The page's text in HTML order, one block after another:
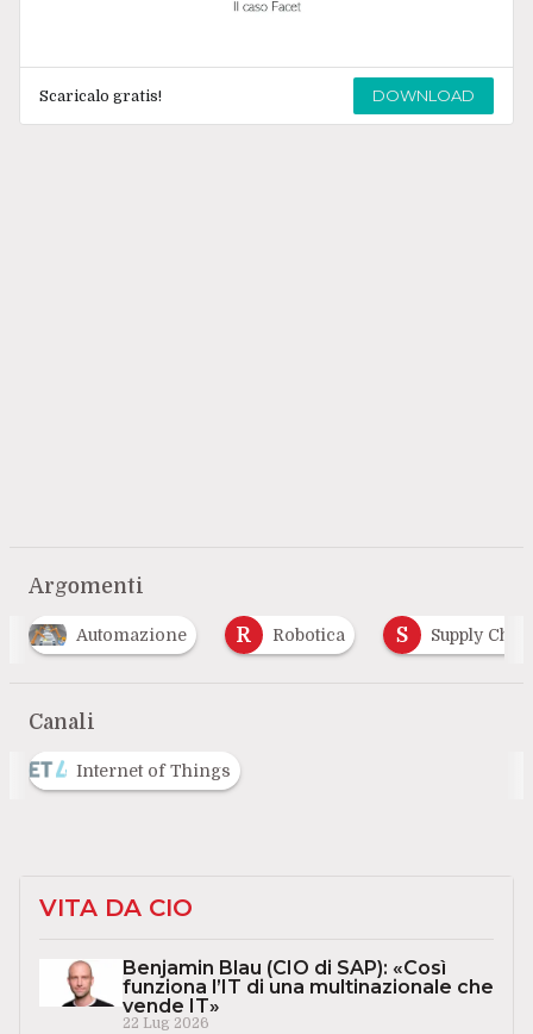
Scaricalo gratis! DOWNLOAD
Argomenti
Automazione R Robotica S Supply Chain
Canali
Internet of Things
VITA DA CIO
Benjamin Blau (CIO di SAP): «Così
funziona l’IT di una multinazionale che
vende IT»
22 Lug 2026